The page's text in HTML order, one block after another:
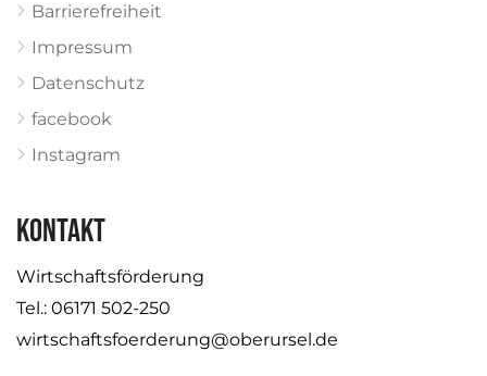
Barrierefreiheit
Impressum
Datenschutz
facebook
Instagram
KONTAKT
Wirtschaftsförderung
Tel.: 06171 502-250
wirtschaftsfoerderung@oberursel.de